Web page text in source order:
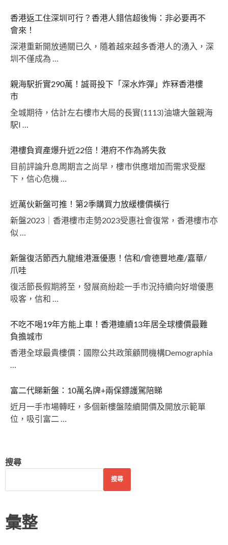
香港返工住深圳可行？香港人錯信超後悔：非必要再不
會來！
深港重新開放通關已久，隨着越來越多香港人的湧入，深
圳不僅成為 …
親海駅折實290萬！誠哥投下「深水炸彈」炸冧香港樓
市
全城期待，估計左右樓市大局的長實(1113)油塘大盤親海
駅I …
港樓負資產爆升近22倍！港府不作為將失救
目前評論升息周期言之尚早，樓市供應增加而需求受壓
下，信心危機 …
近萬伙新盤可推！第2季購買力放緩樓價橫行
新盤2023｜香港樓市走勢2023受惠社會復常，香港樓市亦
似 …
新盤復活節西九龍維港滙優惠！信和/會德豐地產/嘉華/
爪哇
復活節長假期將至，發展商紛趁一手市況持續向好增優惠
吸客，信和 …
不吃不喝19年方能上車！香港連續13年居全球樓價最難
負擔城市
香港全球最貴樓價：國際公共政策顧問機構Demographia
…
富二代睇新盤：10萬名牌+兩保鏢護駕陪睇
近月一手市場轉旺，多個新樓盤陸續開價及開放示範單
位，吸引富二 …
搜尋
搜尋
彙整